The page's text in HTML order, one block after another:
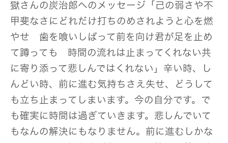
獄さんの炭治郎へのメッセージ「己の弱さや不
甲斐なさにどれだけ打ちのめされようと心を燃
やせ 歯を喰いしばって前を向け君が足を止め
て蹲っても 時間の流れは止まってくれない共
に寄り添って悲しんではくれない」辛い時、し
んどい時、前に進む気持ちさえ失せ、どうして
も立ち止まってしまいます。今の自分です。で
も確実に時間は過ぎていきます。悲しんでいて
もなんの解決にもなりません。前に進むしかな